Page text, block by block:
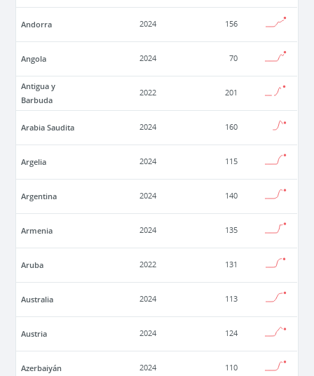
Andorra 2024 156
Angola 2024 70
Antigua y
Barbuda
2022 201
Arabia Saudita 2024 160
Argelia 2024 115
Argentina 2024 140
Armenia 2024 135
Aruba 2022 131
Australia 2024 113
Austria 2024 124
Azerbaiyán 2024 110